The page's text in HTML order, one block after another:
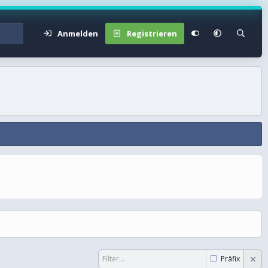
Anmelden Registrieren
Präfix